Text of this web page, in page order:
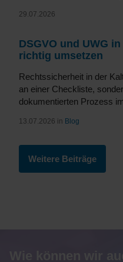
29.07.2026
DSGVO und UWG
richtig umsetzen
Rechtssicherheit in der
an einer Checkliste,
dokumentierten Prozess
13.07.2026 in Blog
Weitere Beiträge